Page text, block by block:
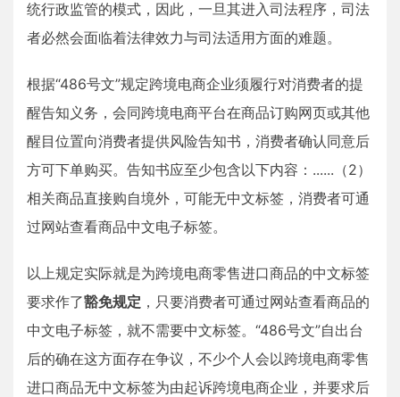
统行政监管的模式，因此，一旦其进入司法程序，司法
者必然会面临着法律效力与司法适用方面的难题。
根据“486号文”规定跨境电商企业须履行对消费者的提
醒告知义务，会同跨境电商平台在商品订购网页或其他
醒目位置向消费者提供风险告知书，消费者确认同意后
方可下单购买。告知书应至少包含以下内容：......（2）
相关商品直接购自境外，可能无中文标签，消费者可通
过网站查看商品中文电子标签。
以上规定实际就是为跨境电商零售进口商品的中文标签
要求作了豁免规定 ，只要消费者可通过网站查看商品的
中文电子标签，就不需要中文标签。“486号文”自出台
后的确在这方面存在争议，不少个人会以跨境电商零售
进口商品无中文标签为由起诉跨境电商企业，并要求后